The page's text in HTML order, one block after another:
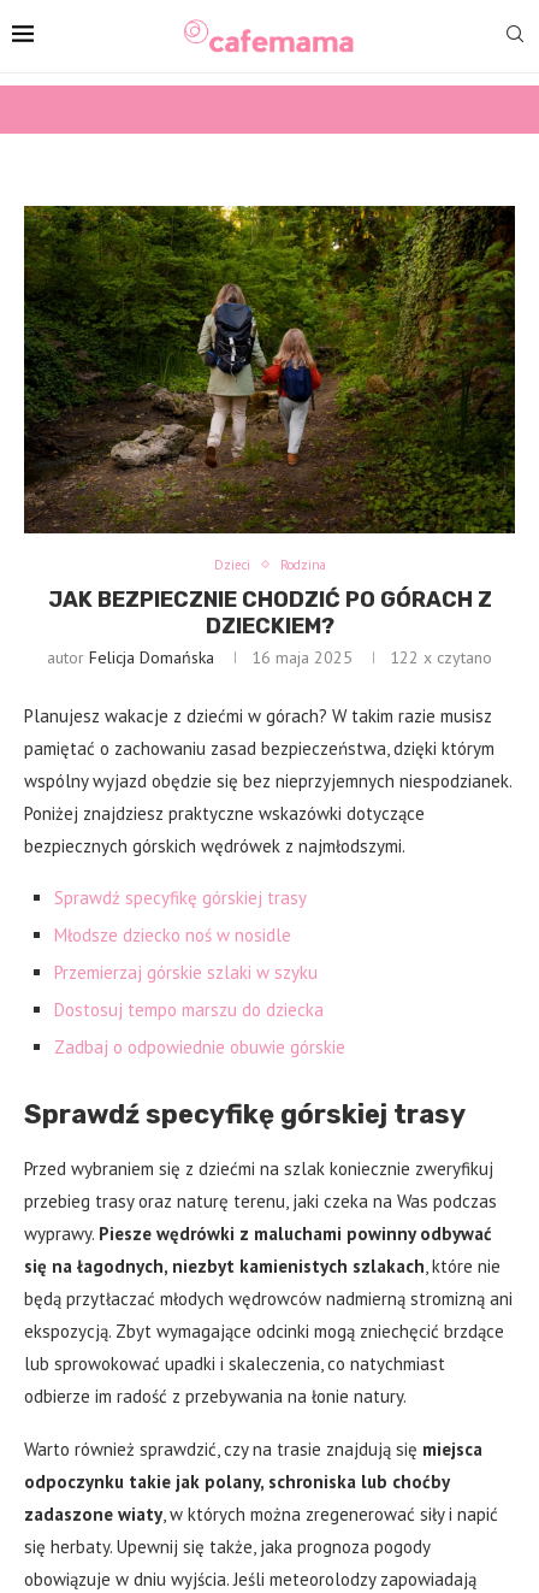
Dzieci Rodzina
JAK BEZPIECZNIE CHODZIĆ PO GÓRACH Z
DZIECKIEM?
autor Felicja Domańska 16 maja 2025 122 x czytano
Planujesz wakacje z dziećmi w górach? W takim razie musisz
pamiętać o zachowaniu zasad bezpieczeństwa, dzięki którym
wspólny wyjazd obędzie się bez nieprzyjemnych niespodzianek.
Poniżej znajdziesz praktyczne wskazówki dotyczące
bezpiecznych górskich wędrówek z najmłodszymi.
Sprawdź specyfikę górskiej trasy
Młodsze dziecko noś w nosidle
Przemierzaj górskie szlaki w szyku
Dostosuj tempo marszu do dziecka
Zadbaj o odpowiednie obuwie górskie
Sprawdź specyfikę górskiej trasy
Przed wybraniem się z dziećmi na szlak koniecznie zweryfikuj
przebieg trasy oraz naturę terenu, jaki czeka na Was podczas
wyprawy. Piesze wędrówki z maluchami powinny odbywać
się na łagodnych, niezbyt kamienistych szlakach, które nie
będą przytłaczać młodych wędrowców nadmierną stromizną ani
ekspozycją. Zbyt wymagające odcinki mogą zniechęcić brzdące
lub sprowokować upadki i skaleczenia, co natychmiast
odbierze im radość z przebywania na łonie natury.
Warto również sprawdzić, czy na trasie znajdują się miejsca
odpoczynku takie jak polany, schroniska lub choćby
zadaszone wiaty, w których można zregenerować siły i napić
się herbaty. Upewnij się także, jaka prognoza pogody
obowiązuje w dniu wyjścia. Jeśli meteorolodzy zapowiadają